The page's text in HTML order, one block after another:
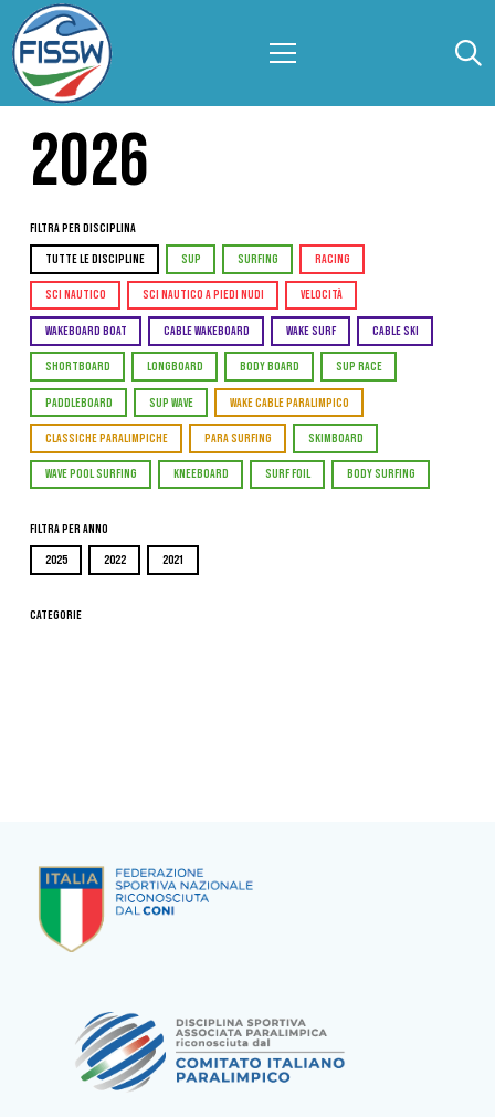
2026
Filtra per Disciplina
TUTTE LE DISCIPLINE SUP SURFING RACING
SCI NAUTICO SCI NAUTICO A PIEDI NUDI VELOCITÀ
WAKEBOARD BOAT CABLE WAKEBOARD WAKE SURF CABLE SKI
SHORTBOARD LONGBOARD BODY BOARD SUP RACE
PADDLEBOARD SUP WAVE WAKE CABLE PARALIMPICO
CLASSICHE PARALIMPICHE PARA SURFING SKIMBOARD
WAVE POOL SURFING KNEEBOARD SURF FOIL BODY SURFING
Filtra per Anno
2025 2022 2021
Categorie